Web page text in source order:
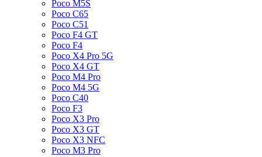
Poco M5S
Poco C65
Poco C51
Poco F4 GT
Poco F4
Poco X4 Pro 5G
Poco X4 GT
Poco M4 Pro
Poco M4 5G
Poco C40
Poco F3
Poco X3 Pro
Poco X3 GT
Poco X3 NFC
Poco M3 Pro